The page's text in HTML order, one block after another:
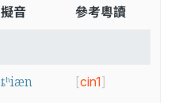
擬音 參考粵讀
ȶʰiæn [cin1]